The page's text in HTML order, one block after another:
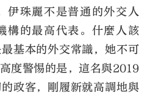
伊珠麗不是普通的外交人
構的最高代表。什麼人該
基本的外交常識，她不可
度警惕的是，這名與2019
政客，剛履新就高調地與